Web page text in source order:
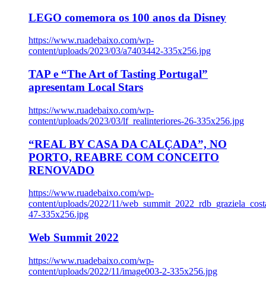
LEGO comemora os 100 anos da Disney
https://www.ruadebaixo.com/wp-
content/uploads/2023/03/a7403442-335x256.jpg
TAP e “The Art of Tasting Portugal”
apresentam Local Stars
https://www.ruadebaixo.com/wp-
content/uploads/2023/03/lf_realinteriores-26-335x256.jpg
“REAL BY CASA DA CALÇADA”, NO
PORTO, REABRE COM CONCEITO
RENOVADO
https://www.ruadebaixo.com/wp-
content/uploads/2022/11/
47-335x256.jpg
Web Summit 2022
https://www.ruadebaixo.com/wp-
content/uploads/2022/11/image003-2-335x256.jpg